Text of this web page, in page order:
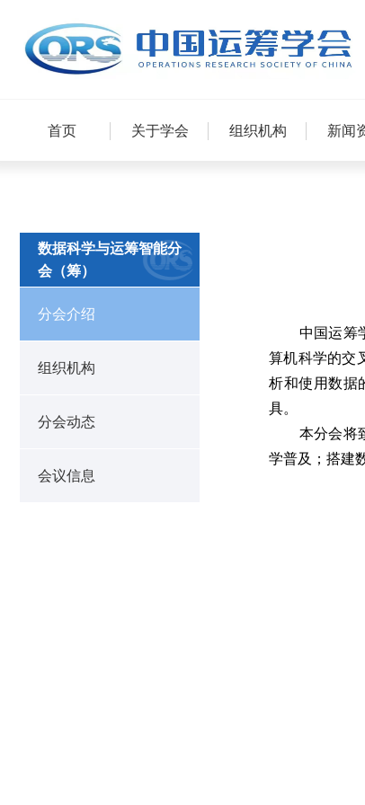
首页 关于学会 组织机构 新闻
数据科学与运筹智能分
会（筹）
分会介绍
组织机构
分会动态
会议信息
中国运筹学
算机科学的交
析和使用数据
具。
本分会将致
学普及；搭建